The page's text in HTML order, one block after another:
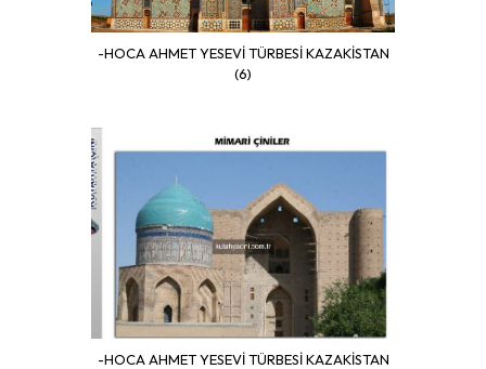
-HOCA AHMET YESEVİ TÜRBESİ KAZAKİSTAN
(6)
-HOCA AHMET YESEVİ TÜRBESİ KAZAKİSTAN